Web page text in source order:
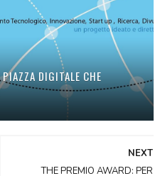
DIGITALE CHE
NEXT
THE PREMIO AWARD: PER